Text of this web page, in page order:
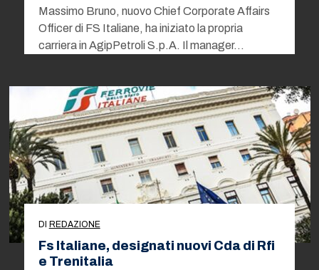
Massimo Bruno, nuovo Chief Corporate Affairs
Officer di FS Italiane, ha iniziato la propria
carriera in AgipPetroli S.p.A. Il manager…
DI REDAZIONE
Fs Italiane, designati nuovi Cda di Rfi
e Trenitalia